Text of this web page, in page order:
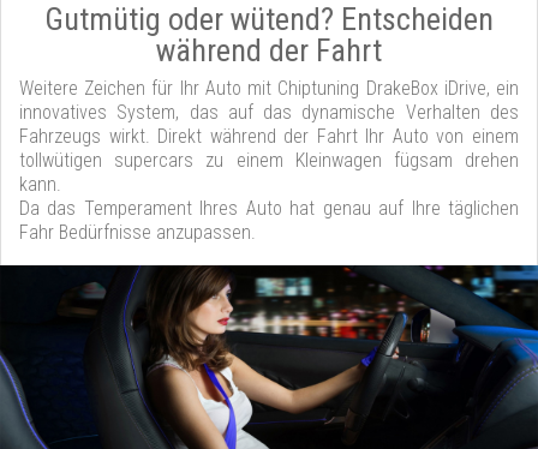
Gutmütig oder wütend? Entscheiden
während der Fahrt
Weitere Zeichen für Ihr Auto mit Chiptuning DrakeBox iDrive, ein
innovatives System, das auf das dynamische Verhalten des
Fahrzeugs wirkt. Direkt während der Fahrt Ihr Auto von einem
tollwütigen supercars zu einem Kleinwagen fügsam drehen
kann.
Da das Temperament Ihres Auto hat genau auf Ihre täglichen
Fahr Bedürfnisse anzupassen.